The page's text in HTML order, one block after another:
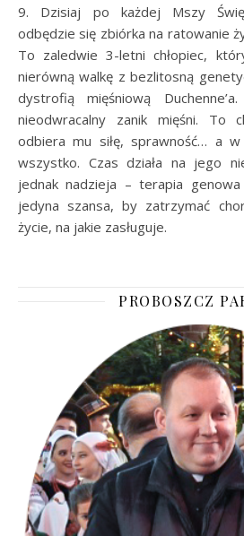
9. Dzisiaj po każdej Mszy
odbędzie się zbiórka na ratowanie
To zaledwie 3-letni chłopiec,
nierówną walkę z bezlitosną
dystrofią mięśniową
nieodwracalny zanik mięśni. To
odbiera mu siłę, sprawność… a
wszystko. Czas działa na jego
jednak nadzieja – terapia
jedyna szansa, by zatrzymać
życie, na jakie zasługuje.
PROBOSZCZ